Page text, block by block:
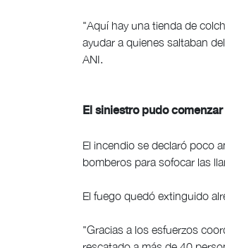
"Aquí hay una tienda de
ayudar a quienes saltaban
ANI.
El siniestro pudo
El incendio se declaró poco
bomberos para sofocar las
El fuego quedó extinguido
"Gracias a los esfuerzos